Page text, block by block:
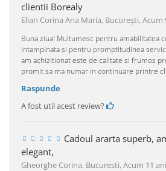
clientii Borealy
Elian Corina Ana Maria, Bucureşti,Acum
Buna ziua! Multumesc pentru amabilitatea
intampinata si pentru promptitudinea
am achizitionat este de calitate si frumos
promit sa ma numar in continuare printre
Raspunde
A fost util acest review?
Cadoul ararta superb,
elegant,
Gheorghe Corina, Bucuresti,Acum 11 ani